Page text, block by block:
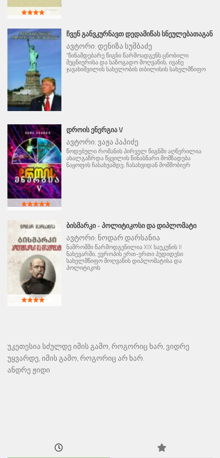
ᲩᲕᲔᲜ ᲒᲐᲜᲕᲙᲣᲠᲜᲐᲕᲗ ᲓᲔᲓᲐᲛᲘᲬᲐᲡ ᲡᲜᲔᲣᲚᲔᲑᲐᲗᲐᲒᲐᲜ
ავტორი: დენიზა სუმბაძე
"წინამდებარე წიგნი წარმოადგენს ცნობილი
მეცნიერისა და საზოგადო მოღვაწის, ივანე
ჯავახიშვილის სახელობის თბილისის სახელმწიფო
ᲓᲠᲝᲘᲡ ᲔᲜᲔᲠᲒᲘᲐ V
ავტორი: ვაჟა პაპიძე
წოდებული რომანის პირველ წიგნში აღწერილია
ახალგაზრდა წყვილის წინასწარი მომზადება
ნაყოფის ჩასახვამდე; ჩასახვიდან მომშობიერ
ᲑᲘᲡᲛᲐᲠᲙᲘ - ᲞᲝᲚᲘᲢᲘᲙᲝᲡᲘ ᲓᲐ ᲓᲘᲞᲚᲝᲛᲐᲢᲘ
ავტორი: ნოდარ დარსანია
ნაშრომში წარმოდგენილია XIX საუკუნის II
ნახევარში, ევროპის ერთ-ერთი პუდიდესი
სახელმწიფო მოღვაწის დიპლომატისა და
პოლიტიკოს
უკეთესია სძულდე იმის გამო, როგორიც ხარ, ვიდრე
უყვარდე, იმის გამო, როგორიც არ ხარ.
ანდრე ჟიდი